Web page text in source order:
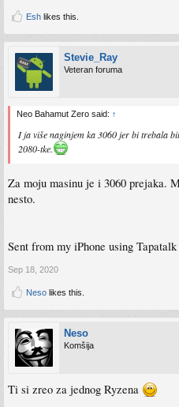
Esh likes this.
Stevie_Ray
Veteran foruma
Neo Bahamut Zero said: ↑
I ja više naginjem ka 3060 jer bi trebala
2080-tke.
Za moju masinu je i 3060 prejaka.
nesto.
Sent from my iPhone using Tapatalk
Sep 18, 2020
Neso likes this.
Neso
Komšija
Ti si zreo za jednog Ryzena